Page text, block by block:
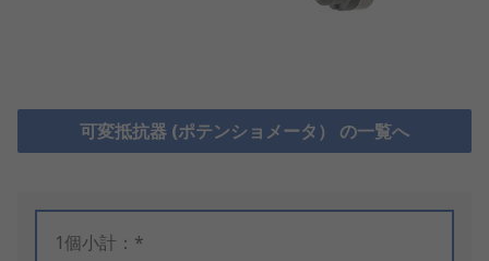
可変抵抗器 (ポテンショメータ） の一覧へ
1個小計：*